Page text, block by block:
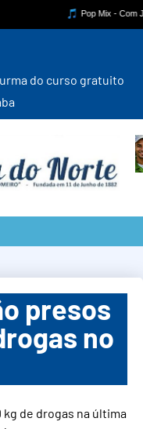
do curso gratuito
presos
no
kg de drogas na última